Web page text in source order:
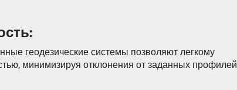
геодезические системы позволяют легкому
минимизируя отклонения от заданных профилей